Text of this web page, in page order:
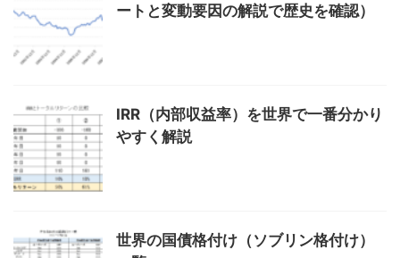
ートと変動要因の解説で歴史を確認）
IRR（内部収益率）を世界で一番分かり
やすく解説
世界の国債格付け（ソブリン格付け）